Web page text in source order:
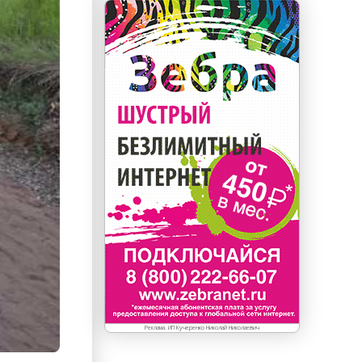
Реклама. ИП Кучеренко Николай Николаевич